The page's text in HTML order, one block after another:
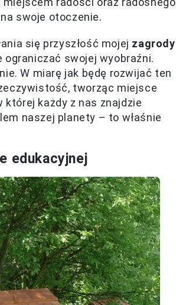
swoje otoczenie.
się przyszłość mojej zagrody
ograniczać swojej wyobraźni.
W miarę jak będę rozwijać ten
tworząc miejsce
której każdy z nas znajdzie
naszej planety – to właśnie
edukacyjnej